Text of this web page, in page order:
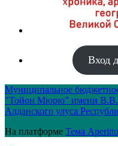
Вход
Муниципальное
"Тойон Мюрю" имени
Алданского улуса
На платформе Тема Aperitto